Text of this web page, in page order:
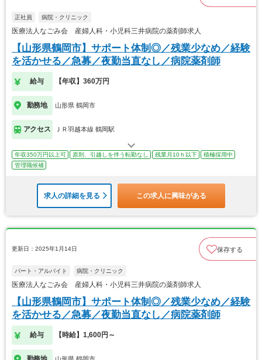
正社員 病院・クリニック
医療法人なごみ会 産婦人科・小児科三井病院の薬剤師求人
【山形県鶴岡市】サポート体制◎／残業少なめ／経験
を活かせる／急募／夜勤当直なし／病院薬剤師
給与 【年収】360万円
勤務地 山形県 鶴岡市
アクセス ＪＲ羽越本線 鶴岡駅
年収350万円以上可 原則、引越しを伴う転勤なし 残業月10ｈ以下
積極採用中
管理職候補
求人の詳細を見る この求人に興味がある
更新日：2025年1月14日 保存する
パート・アルバイト 病院・クリニック
医療法人なごみ会 産婦人科・小児科三井病院の薬剤師求人
【山形県鶴岡市】サポート体制◎／残業少なめ／経験
を活かせる／急募／夜勤当直なし／病院薬剤師
給与 【時給】1,600円～